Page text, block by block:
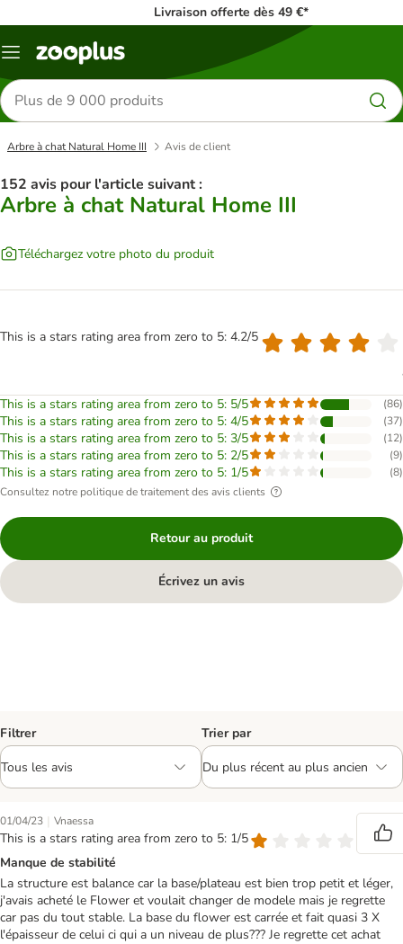
Livraison offerte dès 49 €*
Menu
Rechercher
des
produits
Arbre à chat Natural Home III Avis de client
152 avis pour l'article suivant :
Arbre à chat Natural Home III
Téléchargez votre photo du produit
This is a stars rating area from zero to 5: 4.2/5
This is a stars rating area from zero to 5: 5/5 (86)
This is a stars rating area from zero to 5: 4/5 (37)
This is a stars rating area from zero to 5: 3/5 (12)
This is a stars rating area from zero to 5: 2/5 (9)
This is a stars rating area from zero to 5: 1/5 (8)
Consultez notre politique de traitement des avis clients
Retour au produit
Écrivez un avis
Filtrer Trier par
01/04/23 | Vnaessa
This is a stars rating area from zero to 5: 1/5
Manque de stabilité
La structure est balance car la base/plateau est bien trop petit et léger,
j'avais acheté le Flower et voulait changer de modele mais je regrette
car pas du tout stable. La base du flower est carrée et fait quasi 3 X
l'épaisseur de celui ci qui a un niveau de plus??? Je regrette cet achat